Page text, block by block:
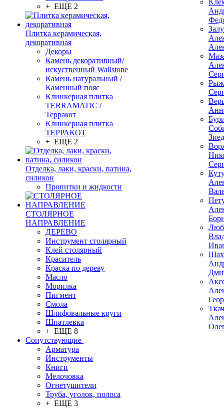
+ ЕЩЕ 2
Плитка керамическая,
декоративная
Декоры
Камень декоративный/
искуственный Wallstone
Камень натуральный /
Каменный пояс
Клинкерная плитка
TERRAMATIC /
Терракот
Клинкерная плитка
ТЕРРАКОТ
+ ЕЩЕ 2
Отделка, лаки, краски, патина,
силикон
Пропитки и жидкости
СТОЛЯРНОЕ
НАПРАВЛЕНИЕ
ДЕРЕВО
Инструмент столярный
Клей столярный
Краситель
Краска по дереву
Масло
Морилка
Пигмент
Смола
Шлифовальные круги
Шпатлевка
+ ЕЩЕ 8
Сопутствующие
Арматура
Инструменты
Книги
Мелочовка
Огнетушители
Труба, уголок, полоса
+ ЕЩЕ 3